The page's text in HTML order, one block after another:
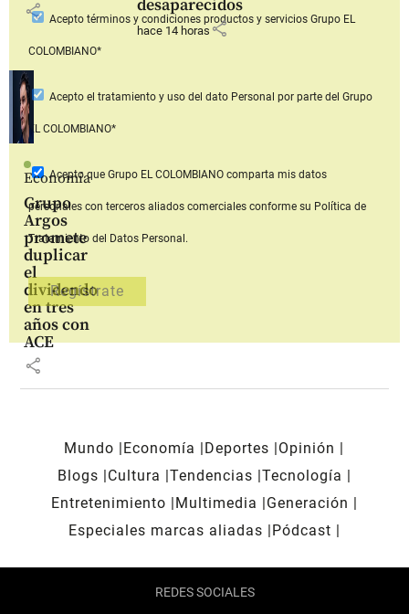
share
desaparecidos
hace 14 horasshare
Economía
Grupo
Argos
promete
duplicar
el
dividendo
en tres
años con
ACE
share
Aceptotérminos y condiciones productos y serviciosGrupo EL
COLOMBIANO*
Acepto el tratamiento y uso del dato Personal por parte del Grupo
EL COLOMBIANO*
Acepto que Grupo EL COLOMBIANOcomparta mis datos
personales con terceros aliados comerciales conforme su Política de
Tratamiento del Datos Personal.
Mundo Economía Deportes
Opinión
Blogs
Cultura Tendencias Tecnología
Entretenimiento
Multimedia
Generación
Especiales marcas aliadas
Pódcast
REDES SOCIALES